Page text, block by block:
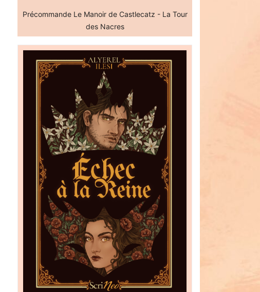
Précommande Le Manoir de Castlecatz - La Tour
des Nacres